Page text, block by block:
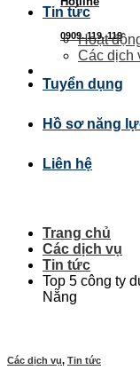
0909. 119. 119
Tin tức
Hoạt
Các dịch
Tuyển dụng
Hồ sơ năng
Liên hệ
Trang chủ
Các dịch vụ
Tin tức
Top 5 công ty
Nẵng
Các dịch vụ, Tin tức